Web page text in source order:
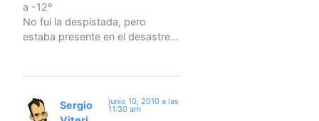
a -12º
No fui la despistada, pero
estaba presente en el desastre…
Sergio
junio 10, 2010 a las
11:30 am